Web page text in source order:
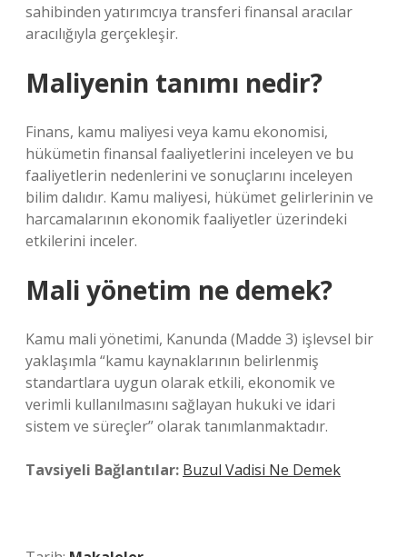
sahibinden yatırımcıya transferi finansal aracılar
aracılığıyla gerçekleşir.
Maliyenin tanımı nedir?
Finans, kamu maliyesi veya kamu ekonomisi,
hükümetin finansal faaliyetlerini inceleyen ve bu
faaliyetlerin nedenlerini ve sonuçlarını inceleyen
bilim dalıdır. Kamu maliyesi, hükümet gelirlerinin ve
harcamalarının ekonomik faaliyetler üzerindeki
etkilerini inceler.
Mali yönetim ne demek?
Kamu mali yönetimi, Kanunda (Madde 3) işlevsel bir
yaklaşımla “kamu kaynaklarının belirlenmiş
standartlara uygun olarak etkili, ekonomik ve
verimli kullanılmasını sağlayan hukuki ve idari
sistem ve süreçler” olarak tanımlanmaktadır.
Tavsiyeli Bağlantılar: Buzul Vadisi Ne Demek